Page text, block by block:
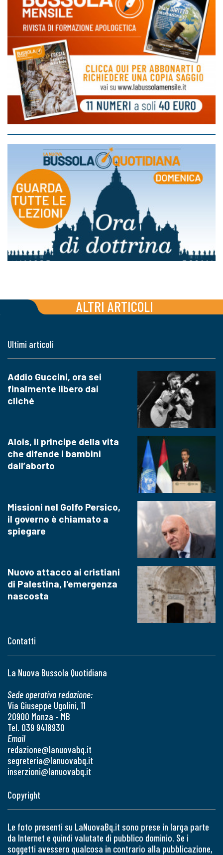
ALTRI ARTICOLI
Contatti
La Nuova Bussola Quotidiana
Sede operativa redazione:
Via Giuseppe Ugolini, 11
20900 Monza - MB
Tel. 039 9418930
Email
redazione@lanuovabq.it
segreteria@lanuovabq.it
inserzioni@lanuovabq.it
Ultimi articoli
Addio Guccini, ora sei
finalmente libero dai
cliché
Alois, il principe della vita
che difende i bambini
dall’aborto
Missioni nel Golfo Persico,
il governo è chiamato a
spiegare
Nuovo attacco ai cristiani
di Palestina, l'emergenza
nascosta
Copyright
Le foto presenti su LaNuovaBq.it sono prese in larga parte
da Internet e quindi valutate di pubblico dominio. Se i
soggetti avessero qualcosa in contrario alla pubblicazione,